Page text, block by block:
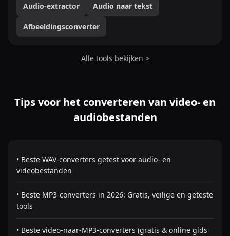
Audio-extractor Audio naar tekst
Afbeeldingsconverter
Alle tools bekijken >
Tips voor het converteren van video- en
audiobestanden
• Beste WAV-converters getest voor audio- en
videobestanden
• Beste MP3-converters in 2026: Gratis, veilige en geteste
tools
• Beste video-naar-MP3-converters (gratis & online gids